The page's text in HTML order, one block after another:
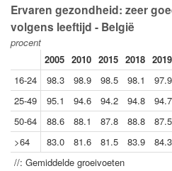
Ervaren gezondheid: zeer
volgens leeftijd - België
procent
2005 2010 2015 2018 2019
16-24
98.3 98.9 98.5 98.1 97.9
25-49
95.1 94.6 94.2 94.8 94.7
50-64
88.6 88.1 87.8 88.8 87.5
>64
83.0 81.6 81.5 83.9 84.3
//: Gemiddelde groeivoeten